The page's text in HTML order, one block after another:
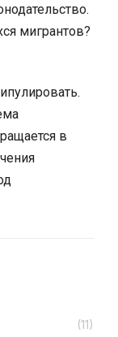
мигрантов?
в
(11)